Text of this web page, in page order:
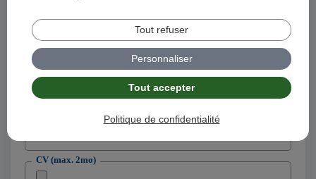
Tout accepter
Tout refuser
Personnaliser
Politique de confidentialité
Ville
CV (max. 2mo)